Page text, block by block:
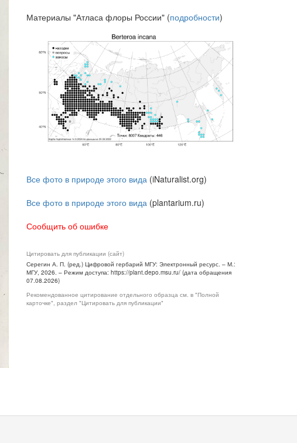
Материалы "Атласа флоры России" (подробности)
Все фото в природе этого вида (iNaturalist.org)
Все фото в природе этого вида (plantarium.ru)
Сообщить об ошибке
Цитировать для публикации (сайт)
Серегин А. П. (ред.) Цифровой гербарий МГУ: Электронный ресурс. – М.:
МГУ, 2026. – Режим доступа: https://plant.depo.msu.ru/ (дата обращения
07.08.2026)
Рекомендованное цитирование отдельного образца см. в "Полной
карточке", раздел "Цитировать для публикации"